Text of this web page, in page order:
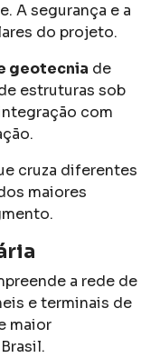
A segurança e a
do projeto.
geotecnia de
estruturas sob
com
cruza diferentes
maiores
a rede de
e terminais de
maior